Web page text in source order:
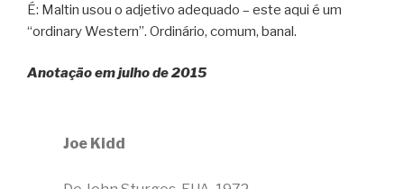
É: Maltin usou o adjetivo adequado – este aqui é um
“ordinary Western”. Ordinário, comum, banal.
Anotação em julho de 2015
Joe Kidd